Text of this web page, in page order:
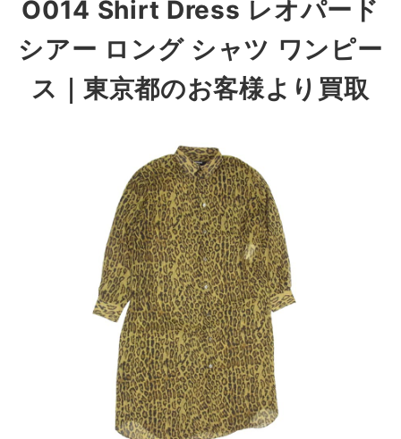
O014 Shirt Dress レオパード
シアー ロング シャツ ワンピー
ス
｜東京都のお客様より買取